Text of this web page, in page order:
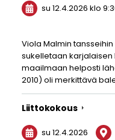
su 12.4.2026 klo
Viola Malmin
sukelletaan
maailmaan helposti
2010) oli merkittävä
Liittokokous
su 12.4.2026